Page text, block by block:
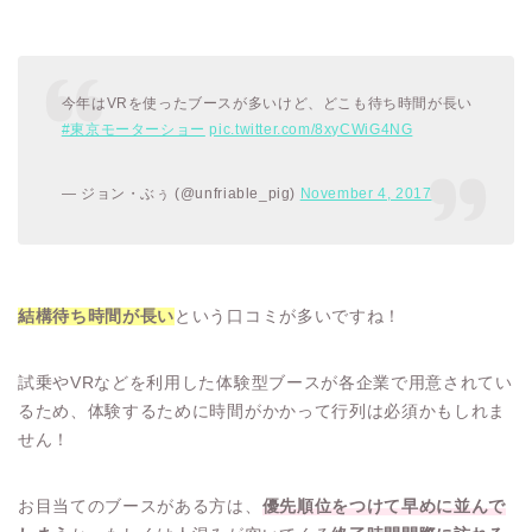
今年はVRを使ったブースが多いけど、どこも待ち時間が長い
#東京モーターショー pic.twitter.com/8xyCWiG4NG
— ジョン・ぶぅ (@unfriable_pig) November 4, 2017
結構待ち時間が長い という口コミが多いですね！
試乗やVRなどを利用した体験型ブースが各企業で用意されてい
るため、体験するために時間がかかって行列は必須かもしれま
せん！
お目当てのブースがある方は、 優先順位をつけて早めに並んで